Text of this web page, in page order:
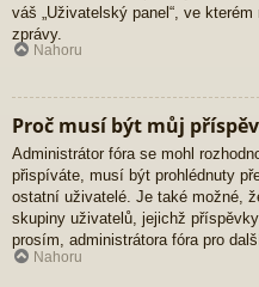
váš „Uživatelský panel“, ve
zprávy.
Nahoru
Proč musí být můj
Administrátor fóra se mohl
přispíváte, musí být prohlédnuty
ostatní uživatelé. Je také možné,
skupiny uživatelů, jejichž
prosím, administrátora fóra pro
Nahoru